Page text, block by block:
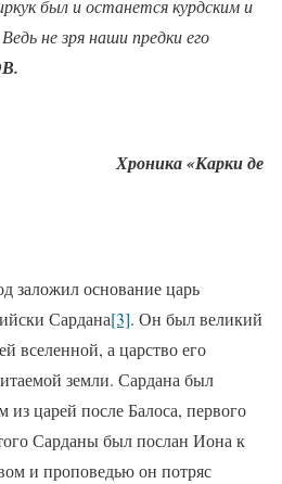
был и останется курдским и
не зря наши предки его
Хроника «Карки де
заложил основание царь
Сардана[3]. Он был великий
вселенной, а царство его
земли. Сардана был
из царей после Балоса, первого
Сарданы был послан Иона к
и проповедью он потряс